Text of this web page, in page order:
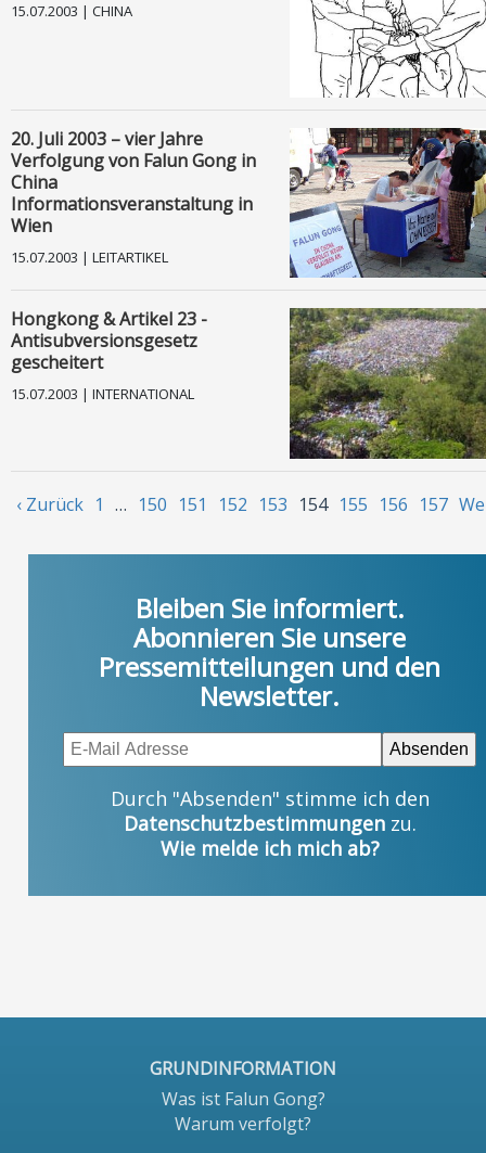
15.07.2003 | CHINA
20. Juli 2003 – vier Jahre
Verfolgung von Falun Gong in
China
Informationsveranstaltung in
Wien
15.07.2003 | LEITARTIKEL
Hongkong & Artikel 23 -
Antisubversionsgesetz
gescheitert
15.07.2003 | INTERNATIONAL
‹ Zurück 1 … 150 151 152 153 154 155 156 157
Bleiben Sie informiert.
Abonnieren Sie unsere
Pressemitteilungen und den
Newsletter.
Durch "Absenden" stimme ich den
Datenschutzbestimmungenzu.
Wie melde ich mich ab?
GRUNDINFORMATION
Was ist Falun Gong?
Warum verfolgt?